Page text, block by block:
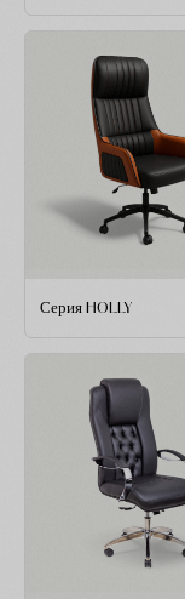
Серия HOLLY